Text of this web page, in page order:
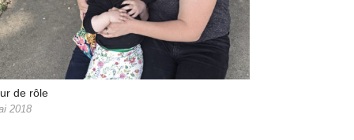
de rôle
2018